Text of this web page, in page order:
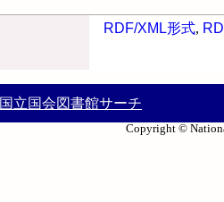
RDF/XML形式,
国立国会図書館サーチ
Copyright ©